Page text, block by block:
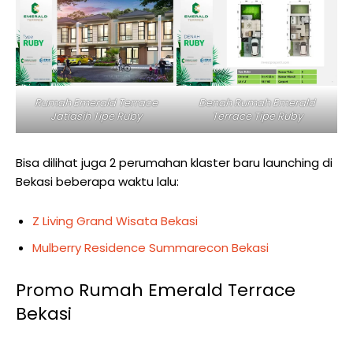
Rumah Emerald Terrace
Jatiasih Tipe Ruby
Denah Rumah Emerald
Terrace Tipe Ruby
Bisa dilihat juga 2 perumahan klaster baru launching di
Bekasi beberapa waktu lalu:
Z Living Grand Wisata Bekasi
Mulberry Residence Summarecon Bekasi
Promo Rumah Emerald Terrace
Bekasi